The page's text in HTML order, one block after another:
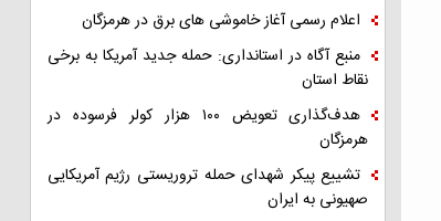
اعلام رسمی آغاز خاموشی های برق در هرمزگان
منبع آگاه در استانداری: حمله جدید آمریکا به برخی
نقاط استان
هدف‌گذاری تعویض ۱۰۰ هزار کولر فرسوده در
هرمزگان
تشییع پیکر شهدای حمله تروریستی رژیم آمریکایی
صهیونی به ایران